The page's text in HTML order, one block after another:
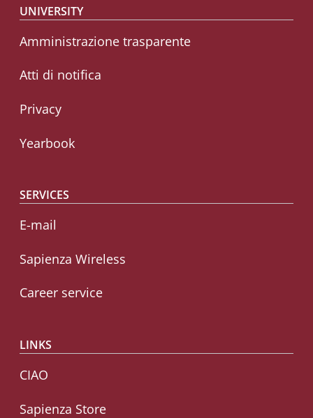
Footer menu
UNIVERSITY
Amministrazione trasparente
Atti di notifica
Privacy
Yearbook
SERVICES
E-mail
Sapienza Wireless
Career service
LINKS
CIAO
Sapienza Store